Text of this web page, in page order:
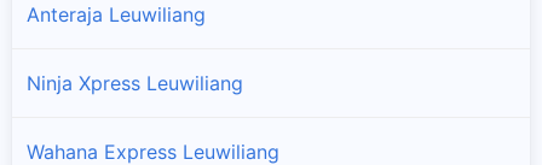
Anteraja Leuwiliang
Ninja Xpress Leuwiliang
Wahana Express Leuwiliang